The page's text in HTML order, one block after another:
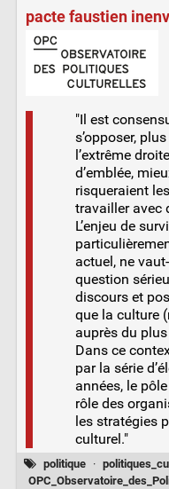
pacte faustien
"Il est
s’opposer,
l’extrême
d’emblée,
risqueraient
travailler avec
L’enjeu de
actuel, ne
question
discours et
que la culture
auprès du
Dans ce
par la série
années, le
rôle des
les stratégies
culturel."
politique ·